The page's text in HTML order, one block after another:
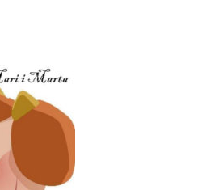
elegir
en
la
página
producto